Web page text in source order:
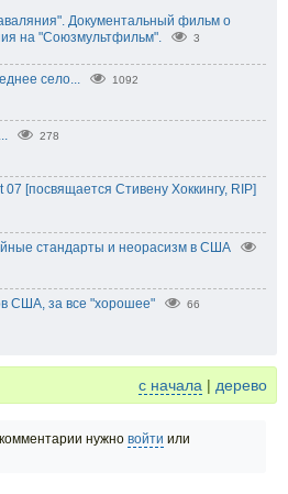
Документальный фильм о
на "Союзмультфильм".
3
село... 1092
278
07 [посвящается Стивену Хоккингу, RIP]
стандарты и неорасизм в США
США, за все "хорошее" 66
с начала | дерево
нужно войти или